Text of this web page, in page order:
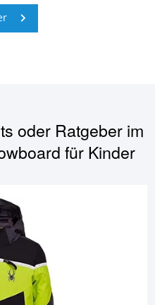
oder Ratgeber im
für Kinder